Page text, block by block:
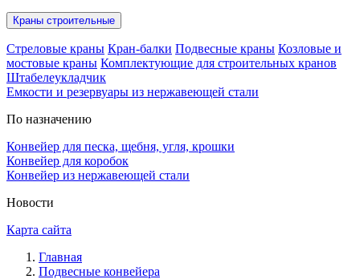
Краны строительные
Стреловые краны Кран-балки Подвесные краны Козловые и
мостовые краны Комплектующие для строительных кранов
Штабелеукладчик
Емкости и резервуары из нержавеющей стали
По назначению
Конвейер для песка, щебня, угля, крошки
Конвейер для коробок
Конвейер из нержавеющей стали
Новости
Карта сайта
Главная
Подвесные конвейера